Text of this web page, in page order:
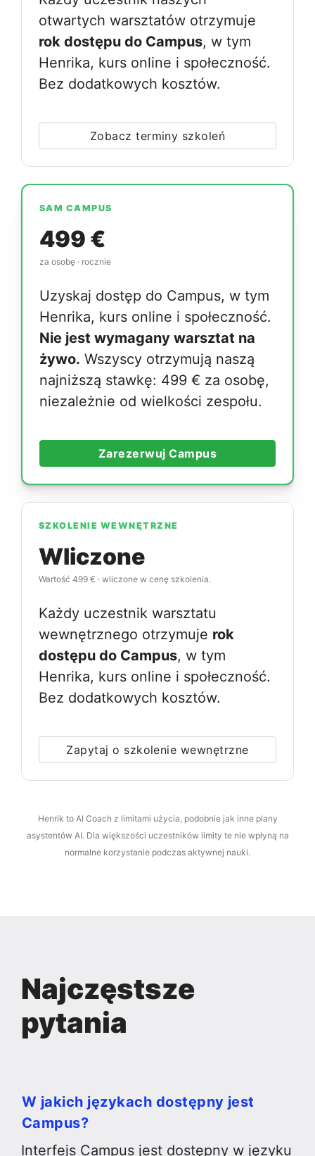
Każdy uczestnik naszych
otwartych warsztatów otrzymuje
rok dostępu do Campus, w tym
Henrika, kurs online i społeczność.
Zobacz terminy szkoleń
499 €
Uzyskaj dostęp do Campus, w tym
Henrika, kurs online i społeczność.
Nie jest wymagany warsztat na
żywo.Wszyscy otrzymują naszą
najniższą stawkę: 499 € za osobę,
Zarezerwuj Campus
Wliczone
Każdy uczestnik warsztatu
wewnętrznego otrzymujerok
dostępu do Campus, w tym
Henrika, kurs online i społeczność.
Zapytaj o szkolenie wewnętrzne
Henrik to AI Coach z limitami użycia, podobnie jak inne plany
asystentów AI. Dla większości uczestników limity te nie wpłyną na
Najczęstsze
pytania
W jakich językach dostępny jest